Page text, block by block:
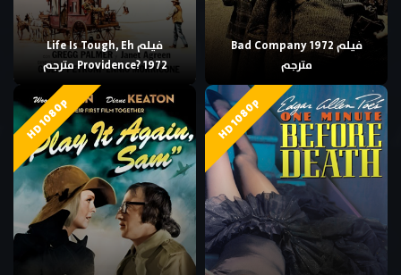
فيلم Bad Company 1972
مترجم
فيلم Life Is Tough, Eh
Providence? 1972 مترجم
HD 1080p
HD 1080p